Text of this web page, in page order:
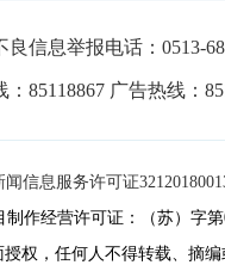
良信息举报电话：0513-
：85118867 广告热线：
信息服务许可证
作经营许可证：（苏）字第
权，任何人不得转载、摘编